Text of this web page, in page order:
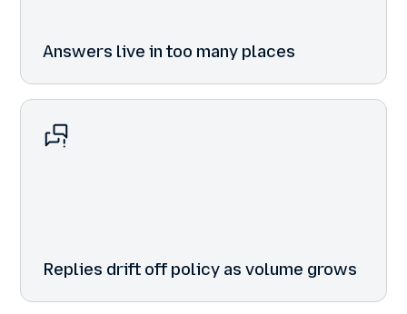
Answers live in too many places
Replies drift off policy as volume grows